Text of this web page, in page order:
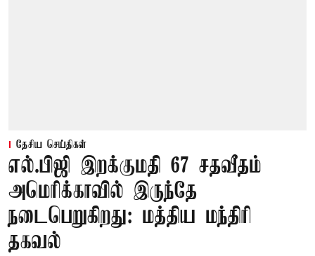
தேசிய செய்திகள்
எல்.பிஜி இறக்குமதி 67 சதவீதம்
அமெரிக்காவில் இருந்தே
நடைபெறுகிறது: மத்திய மந்திரி
தகவல்